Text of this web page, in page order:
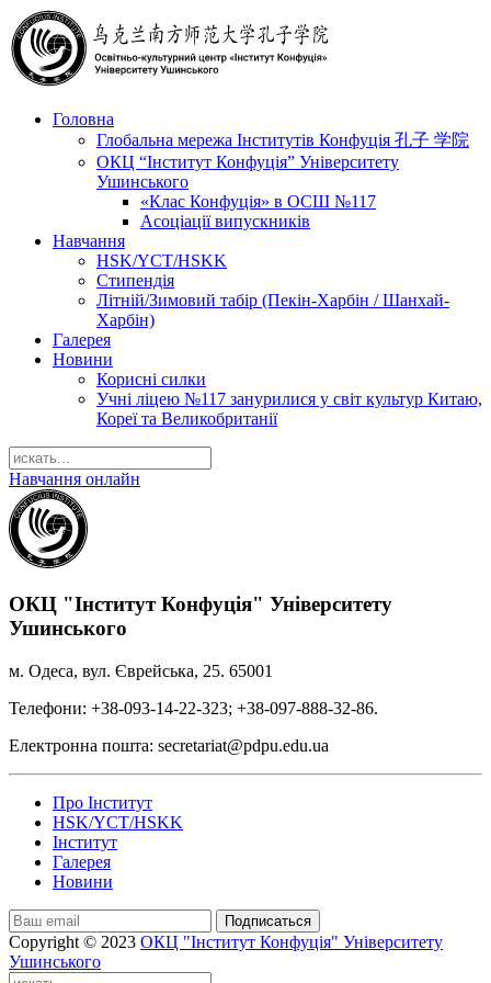
Головна
Глобальна мережа Інститутів Конфуція 孔子 学院
ОКЦ “Інститут Конфуція” Університету
Ушинського
«Клас Конфуція» в ОСШ №117
Асоціації випускників
Навчання
HSK/YCT/HSKK
Стипендія
Літній/Зимовий табір (Пекін-Харбін / Шанхай-
Харбін)
Галерея
Новини
Корисні силки
Учні ліцею №117 занурилися у світ культур Китаю,
Кореї та Великобританії
Навчання онлайн
ОКЦ "Інститут Конфуція" Університету
Ушинського
м. Одеса, вул. Єврейська, 25. 65001
Телефони: +38-093-14-22-323; +38-097-888-32-86.
Електронна пошта: secretariat@pdpu.edu.ua
Про Інститут
HSK/YCT/HSKK
Інститут
Галерея
Новини
Подписаться
Copyright © 2023 ОКЦ "Інститут Конфуція" Університету
Ушинського